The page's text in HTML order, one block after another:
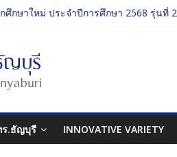
กษาใหม่ ประจำปีการศึกษา 2568 รุ่นที่ 3
หาวิทยาลัยเทคโนโลยีราชมงคลธัญบุรี
ร.ธัญบุรี INNOVATIVE VARIETY